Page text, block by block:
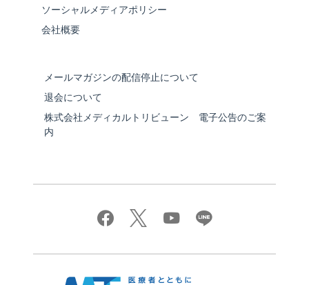
ソーシャルメディアポリシー
会社概要
メールマガジンの配信停止について
退会について
株式会社メディカルトリビューン 電子公告のご案
内